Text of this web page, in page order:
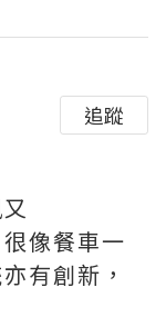
追蹤
像餐車一
有創新，